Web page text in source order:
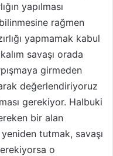
yapılması
rağmen
yapmamak kabul
savaşı orada
girmeden
değerlendiriyoruz
gerekiyor. Halbuki
bir alan
tutmak, savaşı
o